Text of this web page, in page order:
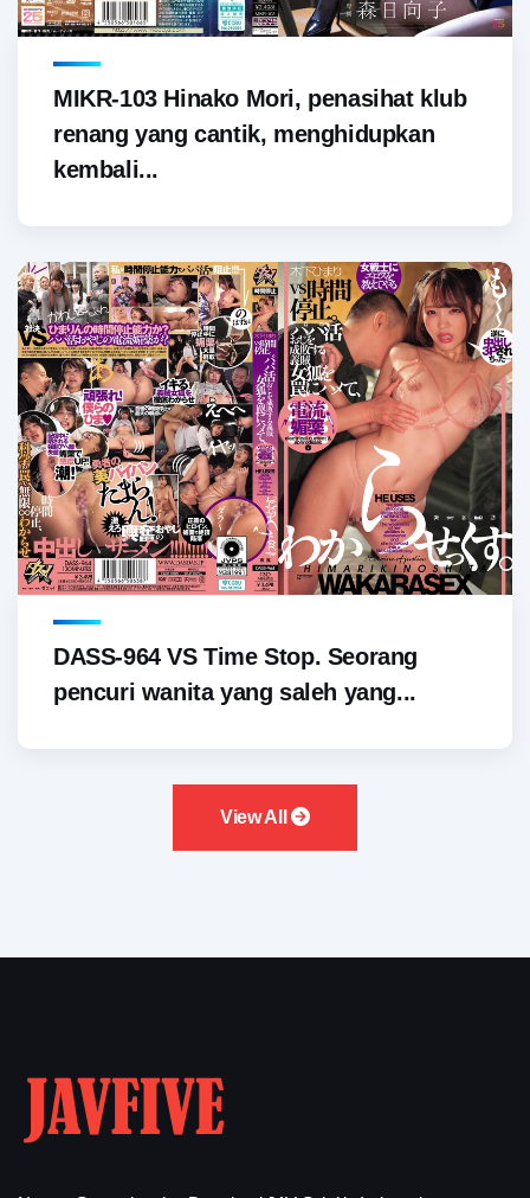
MIKR-103 Hinako Mori, penasihat klub
renang yang cantik, menghidupkan
kembali...
DASS-964 VS Time Stop. Seorang
pencuri wanita yang saleh yang...
View All